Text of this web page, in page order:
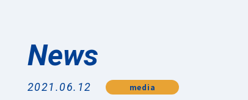
News
2021.06.12 media